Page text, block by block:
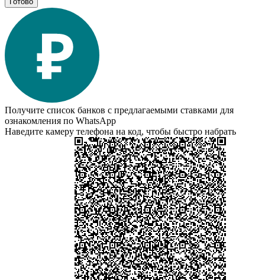
Получите список банков с предлагаемыми ставками для
ознакомления по WhatsApp
Наведите камеру телефона на код, чтобы быстро набрать